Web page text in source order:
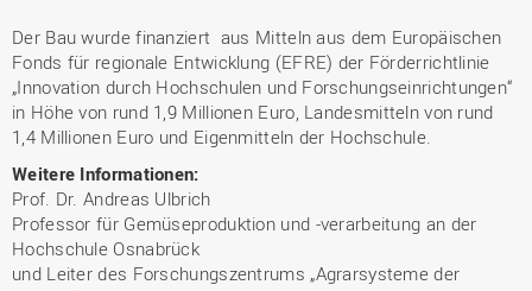
Der Bau wurde finanziert aus Mitteln aus dem Europäischen
Fonds für regionale Entwicklung (EFRE) der Förderrichtlinie
„Innovation durch Hochschulen und Forschungseinrichtungen“
in Höhe von rund 1,9 Millionen Euro, Landesmitteln von rund
1,4 Millionen Euro und Eigenmitteln der Hochschule.
Weitere Informationen:
Prof. Dr. Andreas Ulbrich
Professor für Gemüseproduktion und -verarbeitung an der
Hochschule Osnabrück
und Leiter des Forschungszentrums „Agrarsysteme der